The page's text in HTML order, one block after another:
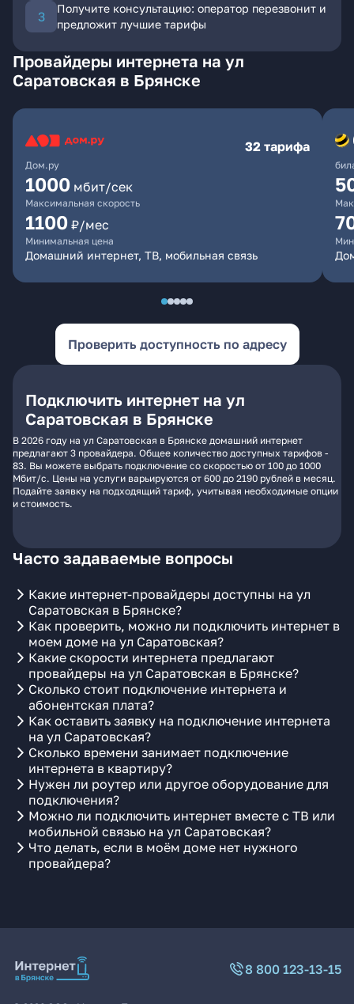
Получите консультацию: оператор перезвонит и
предложит лучшие тарифы
Провайдеры интернета на ул
Саратовская в Брянске
Дом.ру
32 тарифа
1000 мбит/сек
Максимальная скорость
1100 ₽/мес
Минимальная цена
Домашний интернет, ТВ, мобильная связь
Проверить доступность по адресу
Подключить интернет на ул
Саратовская в Брянске
В 2026 году на ул Саратовская в Брянске домашний интернет
предлагают 3 провайдера. Общее количество доступных тарифов -
83. Вы можете выбрать подключение со скоростью от 100 до 1000
Мбит/с. Цены на услуги варьируются от 600 до 2190 рублей в месяц.
Подайте заявку на подходящий тариф, учитывая необходимые опции
и стоимость.
Часто задаваемые вопросы
Какие интернет-провайдеры доступны на ул
Саратовская в Брянске?
Как проверить, можно ли подключить интернет в
моем доме на ул Саратовская?
Какие скорости интернета предлагают
провайдеры на ул Саратовская в Брянске?
Сколько стоит подключение интернета и
абонентская плата?
Как оставить заявку на подключение интернета
на ул Саратовская?
Сколько времени занимает подключение
интернета в квартиру?
Нужен ли роутер или другое оборудование для
подключения?
Можно ли подключить интернет вместе с ТВ или
мобильной связью на ул Саратовская?
Что делать, если в моём доме нет нужного
провайдера?
8 800 123-13-15